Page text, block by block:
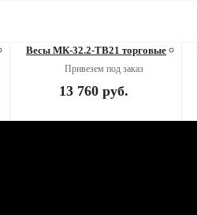
Весы МК-32.2-ТВ21 торговые
Привезем под заказ
13 760руб.